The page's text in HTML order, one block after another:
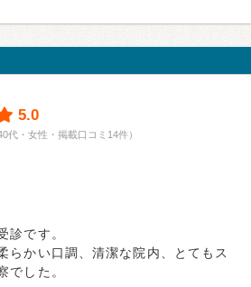
5.0
代・女性・掲載口コミ14件）
診です。
らかい口調、清潔な院内、とてもス
でした。